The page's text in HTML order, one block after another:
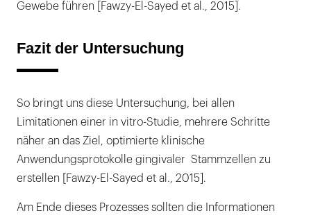
Gewebe führen [Fawzy-El-Sayed et al., 2015].
Fazit der Untersuchung
So bringt uns diese Untersuchung, bei allen
Limitationen einer in vitro-Studie, mehrere Schritte
näher an das Ziel, optimierte klinische
Anwendungsprotokolle gingivaler Stammzellen zu
erstellen [Fawzy-El-Sayed et al., 2015].
Am Ende dieses Prozesses sollten die Informationen